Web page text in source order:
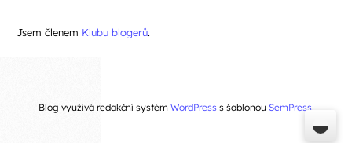
Jsem členem Klubu blogerů.
Blog využívá redakční systém WordPresss šablonou SemPress.